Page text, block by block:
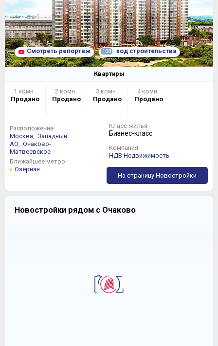
Смотреть репортаж 108 ход строительства
Квартиры
1 комн.
Продано
2 комн.
Продано
3 комн.
Продано
4 комн.
Продано
Расположение
Москва, Западный
АО, Очаково-
Матвеевское
Ближайшее метро
Озёрная
Класс жилья
Бизнес-класс
Компания
НДВ Недвижимость
На страницу Новостройки
Новостройки рядом с Очаково